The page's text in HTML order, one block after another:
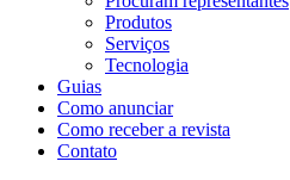
Produtos
Serviços
Tecnologia
Guias
Como anunciar
Como receber a revista
Contato